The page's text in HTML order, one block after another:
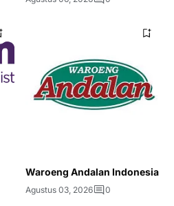
Waroeng Andalan Indonesia
Agustus 03, 2026 0